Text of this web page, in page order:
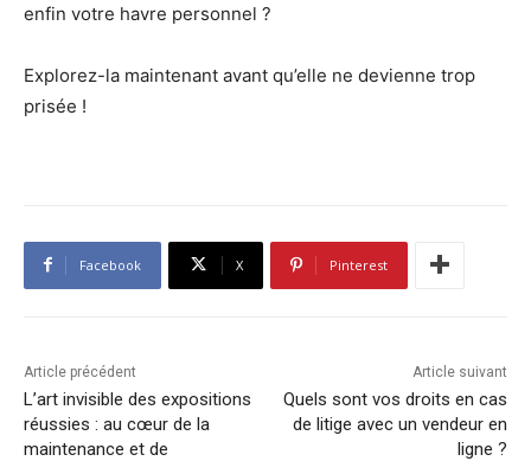
enfin votre havre personnel ?
Explorez-la maintenant avant qu’elle ne devienne trop
prisée !
Facebook X Pinterest
Article précédent
L’art invisible des expositions
réussies : au cœur de la
maintenance et de
Article suivant
Quels sont vos droits en cas
de litige avec un vendeur en
ligne ?